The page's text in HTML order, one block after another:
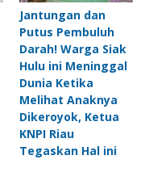
Jantungan dan
Putus Pembuluh
Darah! Warga Siak
Hulu ini Meninggal
Dunia Ketika
Melihat Anaknya
Dikeroyok, Ketua
KNPI Riau
Tegaskan Hal ini